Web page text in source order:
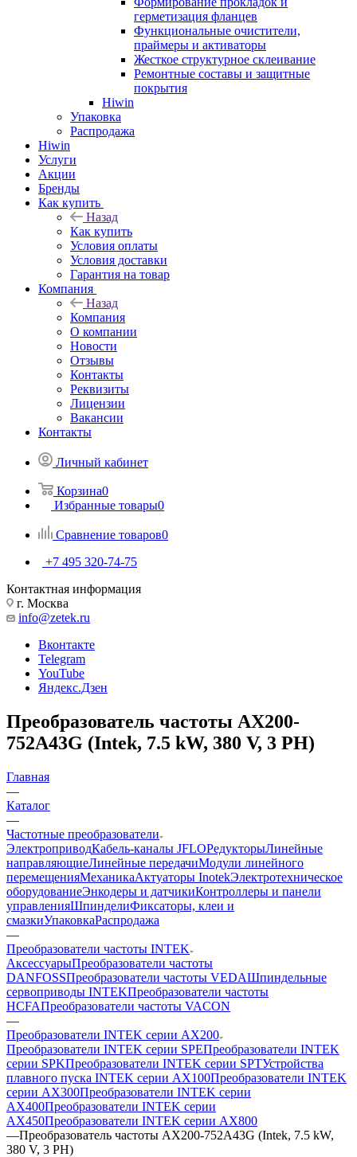
герметизация фланцев
Функциональные очистители,
праймеры и активаторы
Жесткое структурное склеивание
Ремонтные составы и защитные
покрытия
Hiwin
Упаковка
Распродажа
Hiwin
Услуги
Акции
Бренды
Как купить
Назад
Как купить
Условия оплаты
Условия доставки
Гарантия на товар
Компания
Назад
Компания
О компании
Новости
Отзывы
Контакты
Реквизиты
Лицензии
Вакансии
Контакты
Личный кабинет
Корзина0
Избранные товары0
Сравнение товаров0
+7 495 320-74-75
Контактная информация
г. Москва
info@zetek.ru
Вконтакте
Telegram
YouTube
Яндекс.Дзен
Преобразователь частоты AX200-
752A43G (Intek, 7.5 kW, 380 V, 3 PH)
Главная
—
Каталог
—
Частотные преобразователи
ЭлектроприводКабель-каналы JFLOРедукторыЛинейные
направляющиеЛинейные передачиМодули линейного
перемещенияМеханикаАктуаторы InotekЭлектротехническое
оборудованиеЭнкодеры и датчикиКонтроллеры и панели
управленияШпинделиФиксаторы, клеи и
смазкиУпаковкаРаспродажа
—
Преобразователи частоты INTEK
АксессуарыПреобразователи частоты
DANFOSSПреобразователи частоты VEDAШпиндельные
сервоприводы INTEKПреобразователи частоты
HCFAПреобразователи частоты VACON
—
Преобразователи INTEK серии AX200
Преобразователи INTEK серии SPEПреобразователи INTEK
серии SPKПреобразователи INTEK серии SPTУстройства
плавного пуска INTEK серии AX100Преобразователи INTEK
серии AX300Преобразователи INTEK серии
AX400Преобразователи INTEK серии
AX450Преобразователи INTEK серии AX800
—Преобразователь частоты AX200-752A43G (Intek, 7.5 kW,
380 V, 3 PH)